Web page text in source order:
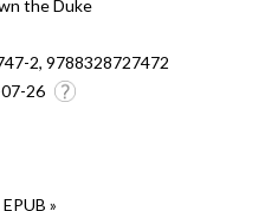
the Duke
2, 9788328727472
26
»